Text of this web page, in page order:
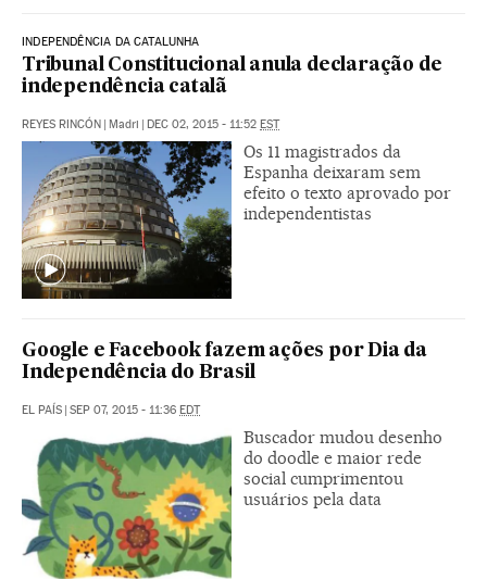
INDEPENDÊNCIA DA CATALUNHA
Tribunal Constitucional anula declaração de
independência catalã
REYES RINCÓN | Madri | DEC 02, 2015 - 11:52 EST
Os 11 magistrados da
Espanha deixaram sem
efeito o texto aprovado por
independentistas
Google e Facebook fazem ações por Dia da
Independência do Brasil
EL PAÍS | SEP 07, 2015 - 11:36 EDT
Buscador mudou desenho
do doodle e maior rede
social cumprimentou
usuários pela data